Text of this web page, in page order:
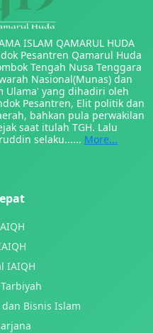
ISLAM QAMARUL HUDA
Pesantren Qamarul Huda
Tengah Nusa Tenggara
Nasional(Munas) dan
Ulama' yang dihadiri oleh
Pesantren, Elit politik dan
bahkan pula perwakilan
saat itulah TGH. Lalu
selaku...... More...
IAIQH
Bisnis Islam